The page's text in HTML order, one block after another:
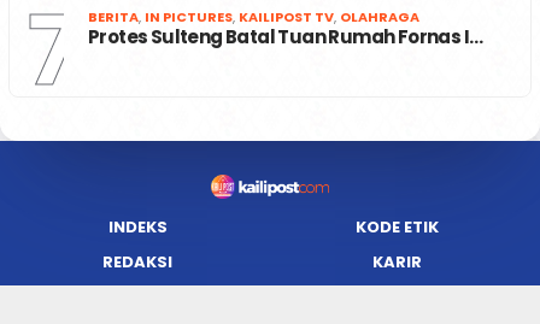
7 BERITA, IN PICTURES, KAILIPOST TV, OLAHRAGA
Protes Sulteng Batal Tuan Rumah Fornas I…
INDEKS
KODE ETIK
REDAKSI
KARIR